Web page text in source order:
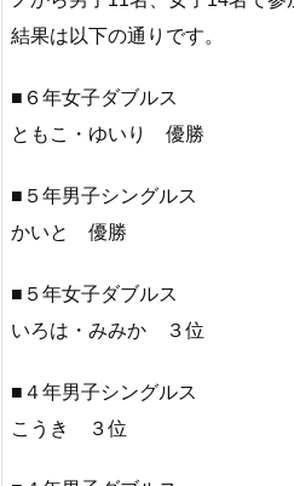
結果は以下の通りです。
■６年女子ダブルス
ともこ・ゆいり 優勝
■５年男子シングルス
かいと 優勝
■５年女子ダブルス
いろは・みみか ３位
■４年男子シングルス
こうき ３位